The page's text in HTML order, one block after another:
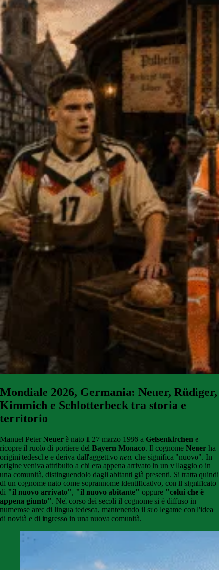
Mondiale 2026, Germania: Neuer, Rüdiger,
Kimmich e Schlotterbeck tra storia e
territorio
Manuel Peter Neuer è nato il 27 marzo 1986 a Gelsenkirchen e
ricopre il ruolo di portiere del Bayern Monaco. Il cognome Neuer ha
origini tedesche e deriva dall'aggettivo neu, che significa "nuovo". In
origine veniva attribuito a chi era appena arrivato in un villaggio o in
una comunità, distinguendolo dagli abitanti già presenti. Si tratta quindi
di un cognome nato come soprannome identificativo, con il significato
di "il nuovo arrivato", "il nuovo abitante" oppure "colui che è
appena giunto". Nel corso dei secoli il cognome si è diffuso in
numerose aree di lingua tedesca, mantenendo il suo legame con l'idea
di novità e di ingresso in una nuova comunità.